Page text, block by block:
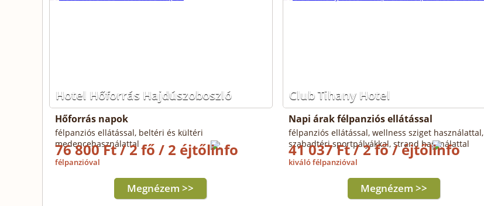
Hotel Hőforrás Hajdúszoboszló Club Tihany Hotel
Hőforrás napok
félpanziós ellátással, beltéri és kültéri
medencehasználattal
76 800 Ft / 2 fő / 2 éjtől
félpanzióval
Megnézem >>
Napi árak félpanziós ellátással
félpanziós ellátással, wellness sziget használattal,
szabadtéri sportpályákkal, strand használattal
41 037 Ft / 2 fő / éjtől
kiváló félpanzióval
Megnézem >>